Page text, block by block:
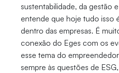
sustentabilidade, da gestão
entende que hoje tudo isso
dentro das empresas. É
conexão do Eges com os
esse tema do
sempre às questões de